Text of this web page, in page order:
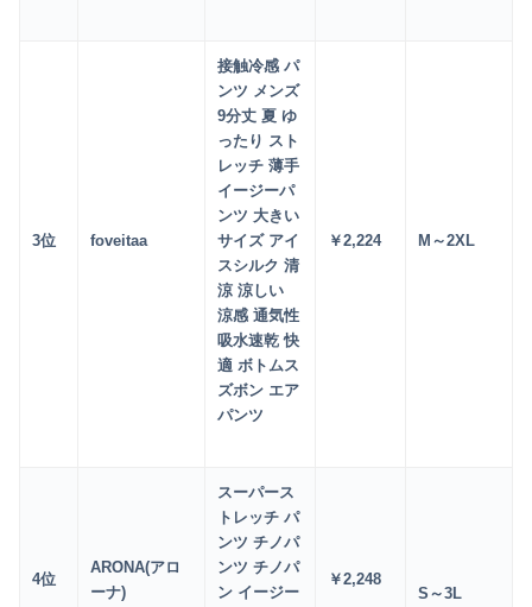
3位 foveitaa
接触冷感 パ
ンツ メンズ
9分丈 夏 ゆ
ったり スト
レッチ 薄手
イージーパ
ンツ 大きい
サイズ アイ
スシルク 清
涼 涼しい
涼感 通気性
吸水速乾 快
適 ボトムス
ズボン エア
パンツ
￥2,224 M～2XL
4位
ARONA(アロ
ーナ)
スーパース
トレッチ パ
ンツ チノパ
ンツ チノパ
ン イージー
￥2,248
S～3L